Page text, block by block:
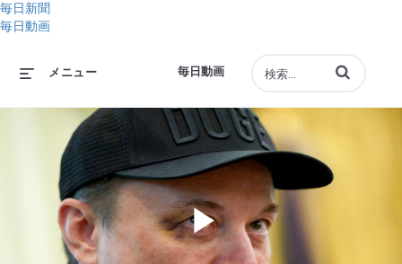
毎日新聞
毎日動画
毎日動画
メニュー 動画の検索語句